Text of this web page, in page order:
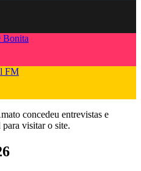
concedeu entrevistas e
visitar o site.